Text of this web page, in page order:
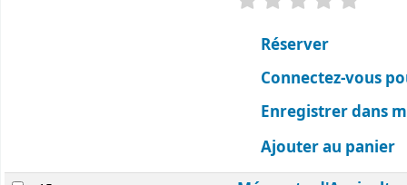
Réserver
Connectez-vous
Enregistrer dans
Ajouter au panier